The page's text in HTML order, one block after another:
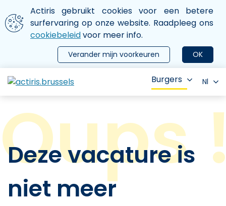
Aller au contenu principal
We gebruiken cookies
Actiris gebruikt cookies voor een betere
surfervaring op onze website. Raadpleeg ons
cookiebeleidvoor meer info.
OK
Verander mijn voorkeuren
le menu
Burgers Nl
Deze vacature is
niet meer